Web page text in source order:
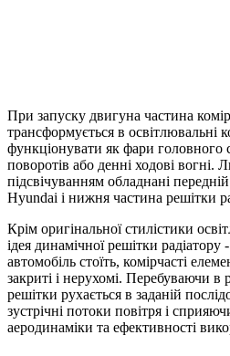
При запуску двигуна частина
трансформується в освітлювальні
функціонувати як фари головного
поворотів або денні ходові вогні.
підсвічуванням обладнані
Hyundai і нижня частина решітки
Крім оригінальної стилістики
ідея динамічної решітки
автомобіль стоїть, комірчасті
закриті і нерухомі. Перебуваючи в
решітки рухається в заданій
зустрічні потоки повітря і
аеродинаміки та ефективності